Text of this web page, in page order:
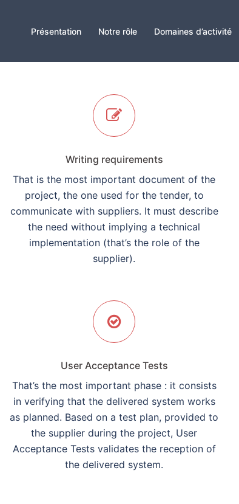
Présentation Notre rôle Domaines d’activité
Writing requirements
That is the most important document of the
project, the one used for the tender, to
communicate with suppliers. It must describe
the need without implying a technical
implementation (that’s the role of the
supplier).
User Acceptance Tests
That’s the most important phase : it consists
in verifying that the delivered system works
as planned. Based on a test plan, provided to
the supplier during the project, User
Acceptance Tests validates the reception of
the delivered system.